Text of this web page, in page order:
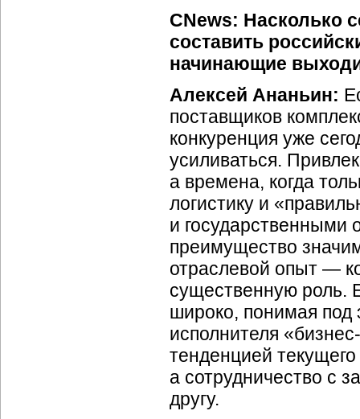
CNews: Насколько
составить
начинающие
Алексей Ананьин:
поставщиков
конкуренция уже
усиливаться.
а времена, когда
логистику и
и государственными
преимущество
отраслевой опыт —
существенную роль.
широко, понимая под
исполнителя
тенденцией
а сотрудничество с
другу.